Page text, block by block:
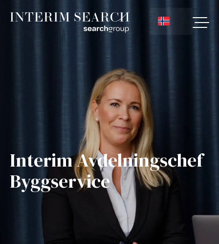
Interim Avdelningschef
Byggservice